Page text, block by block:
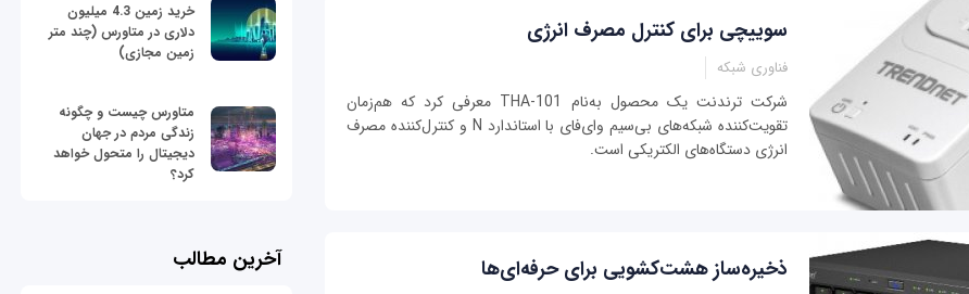
سوییچی برای کنترل مصرف انرژی
فناوری شبکه
شرکت ترندنت یک محصول به‌نام THA-101 معرفی کرد که هم‌زمان
تقویت‌کننده شبکه‌های بی‌سیم وای‌فای با استاندارد N و کنترل‌کننده مصرف
انرژی دستگاه‌های الکتریکی است.
ذخیره‌ساز هشت‌کشویی برای حرفه‌ای‌ها
خرید زمین 4.3 میلیون
دلاری در متاورس (چند متر
زمین مجازی)
متاورس چیست و چگونه
زندگی مردم در جهان
دیجیتال را متحول خواهد
کرد؟
آخرین مطالب